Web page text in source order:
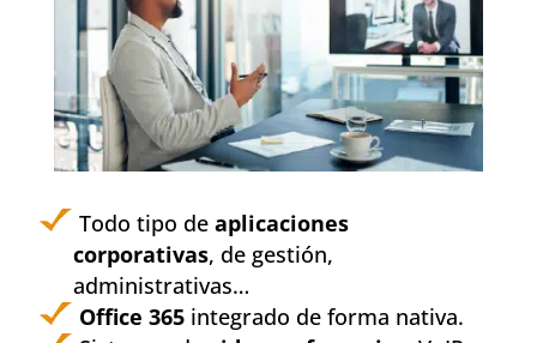
Todo tipo de aplicaciones
corporativas, de gestión,
administrativas…
Office 365integrado de forma nativa.